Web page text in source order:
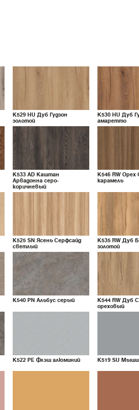
K529HUДуб Гудзон
золотой
K530HUДуб
амаретто
K533ADКаштан
Арвадонна серо-
коричневый
K546RWОрех
карамель
K525SNЯсень Серфсайд
светлый
K535RWДуб
золотой
K540PNАльбус серый K544RWДуб
ореховый
K522PEФлэш алюминий K519SU